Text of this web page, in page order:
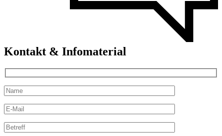
Kontakt & Infomaterial